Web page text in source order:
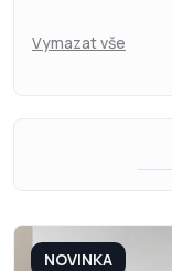
Vymazat vše
NOVINKA